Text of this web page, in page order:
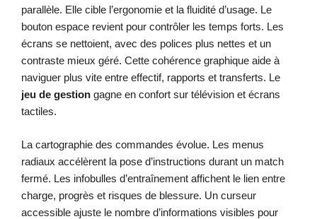
parallèle. Elle cible l’ergonomie et la fluidité d’usage. Le
bouton espace revient pour contrôler les temps forts. Les
écrans se nettoient, avec des polices plus nettes et un
contraste mieux géré. Cette cohérence graphique aide à
naviguer plus vite entre effectif, rapports et transferts. Le
jeu de gestion gagne en confort sur télévision et écrans
tactiles.
La cartographie des commandes évolue. Les menus
radiaux accélèrent la pose d’instructions durant un match
fermé. Les infobulles d’entraînement affichent le lien entre
charge, progrès et risques de blessure. Un curseur
accessible ajuste le nombre d’informations visibles pour